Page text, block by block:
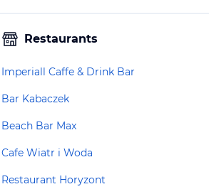
Restaurants
Imperiall Caffe & Drink Bar
Bar Kabaczek
Beach Bar Max
Cafe Wiatr i Woda
Restaurant Horyzont